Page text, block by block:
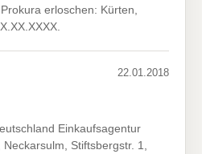
erloschen: Kürten,
22.01.2018
Einkaufsagentur
Stiftsbergstr. 1,